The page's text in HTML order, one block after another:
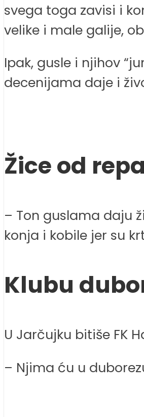
svega toga zavisi i
velike i male galije,
Ipak, gusle i njihov
decenijama daje i
Žice od
– Ton guslama daju
konja i kobile jer su
Klubu
U Jarčujku bitiše FK
– Njima ću u